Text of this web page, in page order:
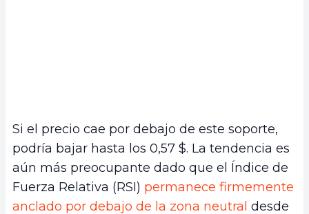
Si el precio cae por debajo de este soporte,
podría bajar hasta los 0,57 $. La tendencia es
aún más preocupante dado que el Índice de
Fuerza Relativa (RSI) permanece firmemente
anclado por debajo de la zona neutral desde